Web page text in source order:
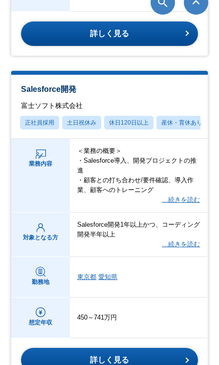
詳しく見る
Salesforce開発
富士ソフト株式会社
正社員採用 土日祝休み 休日120日以上 産休・育休あり
業務内容
＜業務の概要＞
・Salesforce導入、開発プロジェクトの推
進
・顧客との打ち合わせ/要件確認、導入作
業、顧客へのトレーニング
…続きを読む
対象となる方
Salesforce開発1年以上かつ、コーディング
開発半年以上
…続きを読む
勤務地
東京都 愛知県
想定年収
450～741万円
詳しく見る